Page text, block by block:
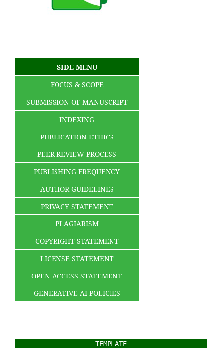
SIDE MENU
FOCUS & SCOPE
SUBMISSION OF MANUSCRIPT
INDEXING
PUBLICATION ETHICS
PEER REVIEW PROCESS
PUBLISHING FREQUENCY
AUTHOR GUIDELINES
PRIVACY STATEMENT
PLAGIARISM
COPYRIGHT STATEMENT
LICENSE STATEMENT
OPEN ACCESS STATEMENT
GENERATIVE AI POLICIES
TEMPLATE